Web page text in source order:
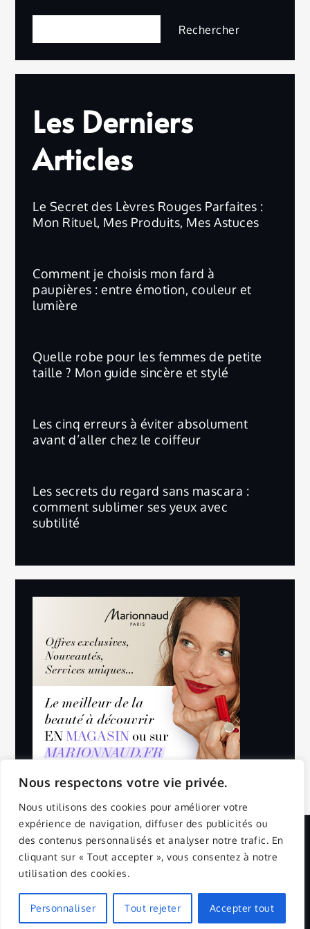
Nous respectons votre vie privée.
Nous utilisons des cookies pour améliorer votre
expérience de navigation, diffuser des publicités ou
des contenus personnalisés et analyser notre trafic. En
cliquant sur « Tout accepter », vous consentez à notre
utilisation des cookies.
Personnaliser Tout rejeter Accepter tout
Rechercher
Les Derniers
Articles
Le Secret des Lèvres Rouges Parfaites :
Mon Rituel, Mes Produits, Mes Astuces
Comment je choisis mon fard à
paupières : entre émotion, couleur et
lumière
Quelle robe pour les femmes de petite
taille ? Mon guide sincère et stylé
Les cinq erreurs à éviter absolument
avant d’aller chez le coiffeur
Les secrets du regard sans mascara :
comment sublimer ses yeux avec
subtilité
Copyright © 2025 | All Rights Reserved.
Mentions Légales
Yuma by Shark Themes